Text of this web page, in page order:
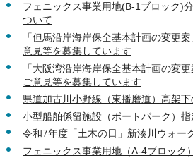
フェニックス事業用地(B-1ブロック)
ついて
「但馬沿岸海岸保全基本計画の変更
意見等を募集しています
「大阪湾沿岸海岸保全基本計画の変
ご意見等を募集しています
県道加古川小野線（東播磨道）高架
小型船舶係留施設（ボートパーク）
令和7年度「土木の日」新湊川ウォー
フェニックス事業用地（A-4ブロック